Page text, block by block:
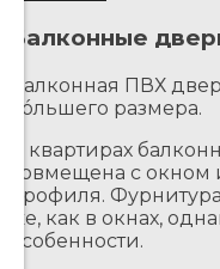
Балконные
Балконная ПВХ
бóльшего размера.
В квартирах
совмещена с окном
профиля.
же, как в окнах,
особенности.